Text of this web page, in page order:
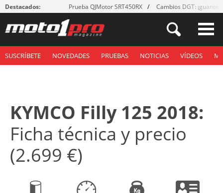
Destacados: Prueba QJMotor SRT450RX Cambios DGT: ¡guantes!
SUSCRÍBETE NOVEDADES PRUEBAS NOTICIAS VÍDEOS
KYMCO Filly 125 2018:
Ficha técnica y precio
(2.699 €)